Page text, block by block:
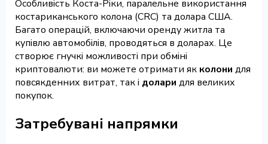
Особливість Коста-Ріки, паралельне використання
костариканського колона (CRC) та долара США.
Багато операцій, включаючи оренду житла та
купівлю автомобілів, проводяться в доларах. Це
створює гнучкі можливості при обміні
криптовалюти: ви можете отримати як колони для
повсякденних витрат, так і долари для великих
покупок.
Затребувані напрямки